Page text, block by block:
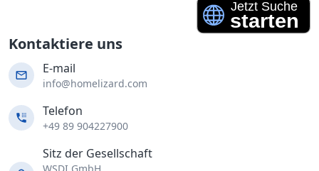
Kontaktiere uns
E-mail
info@homelizard.com
Telefon
+49 89 904227900
Sitz der Gesellschaft